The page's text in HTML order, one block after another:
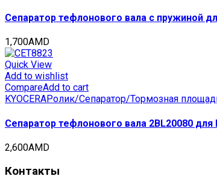
Сепаратор тефлонового вала с пружиной
1,700AMD
Quick View
Add to wishlist
CompareAdd to cart
KYOCERAРолик/Сепаратор/Тормозная
Сепаратор тефлонового вала 2BL20080 для
2,600AMD
Контакты